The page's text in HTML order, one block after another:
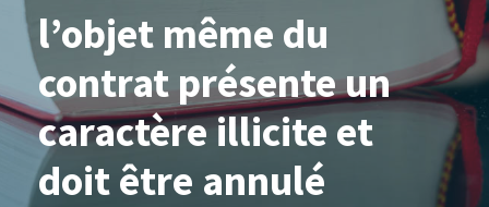
l’objet même du
contrat présente un
caractère illicite et
doit être annulé